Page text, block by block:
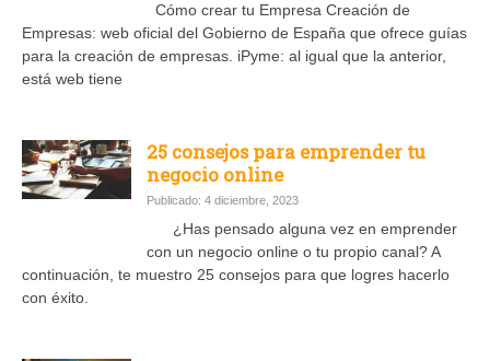
Cómo crear tu Empresa Creación de
Empresas: web oficial del Gobierno de España que ofrece guías
para la creación de empresas. iPyme: al igual que la anterior,
está web tiene
25 consejos para emprender tu
negocio online
Publicado: 4 diciembre, 2023
¿Has pensado alguna vez en emprender
con un negocio online o tu propio canal? A
continuación, te muestro 25 consejos para que logres hacerlo
con éxito.